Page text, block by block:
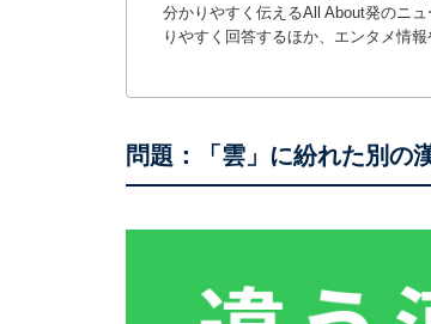
分かりやすく伝えるAll About発のニ
りやすく回答するほか、エンタメ情
問題：「雲」に紛れた別の